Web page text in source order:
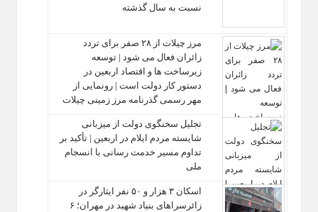
نسبت به سال گذشته
مرز چیلات از ۲۸ صفر برای تردد
زائران فعال می‌ شود | توسعه
زیرساخت‌ ها و اقتصاد اربعین در
دستور کار دولت است | رونمایی از
مهر رسمی گذرنامه مرز زمینی چیلات
تجلیل سخنگوی دولت از میزبانی
شایسته مردم ایلام در اربعین | تأکید بر
تداوم مسیر خدمت‌ رسانی با انسجام
ملی
اسکان ۳ هزار و ۵۰ نفر ایثارگر در
زائرسراهای بنیاد شهید در مهران؛ ۶